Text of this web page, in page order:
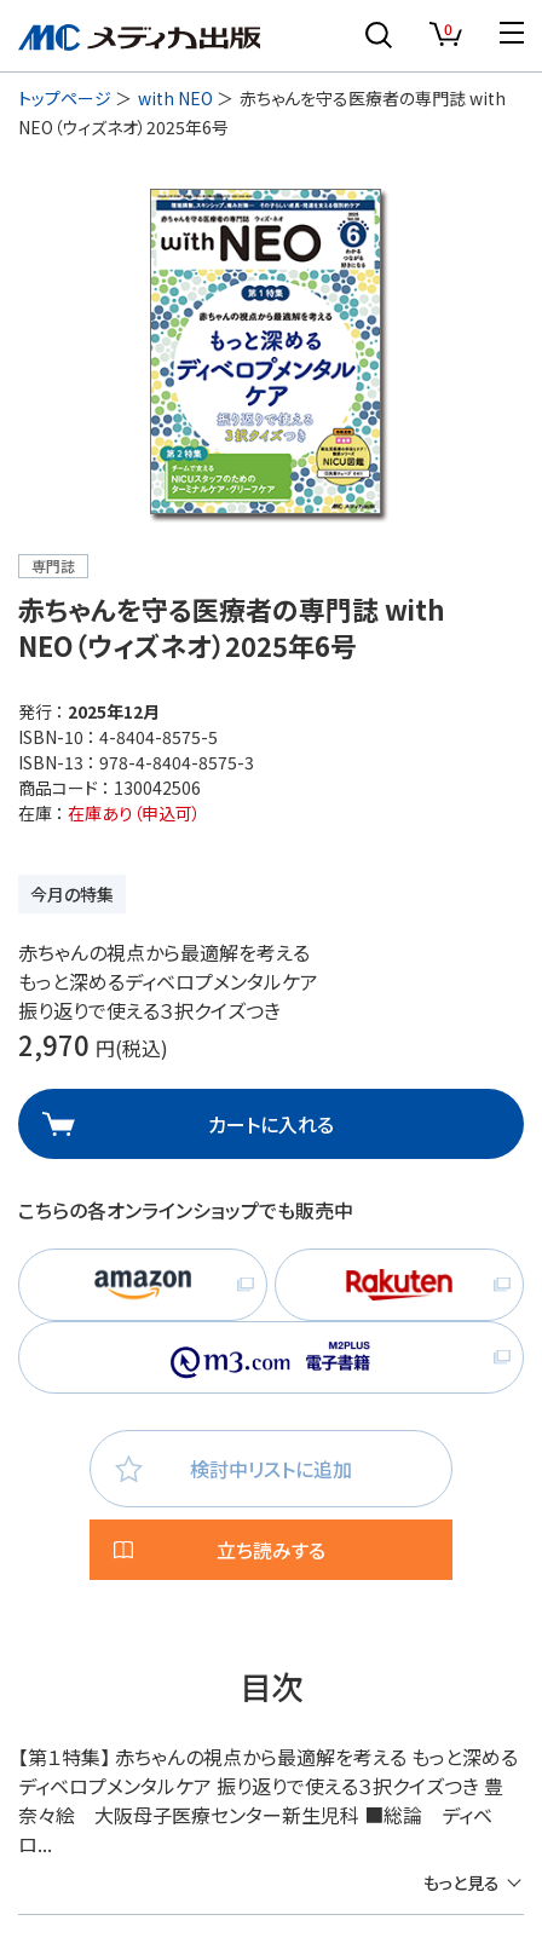
0
トップページ with NEO
赤ちゃんを守る医療者の専門誌 with
NEO（ウィズネオ）2025年6号
専門誌
赤ちゃんを守る医療者の専門誌 with
NEO（ウィズネオ）2025年6号
発行 ： 2025年12月
ISBN-10 ： 4-8404-8575-5
ISBN-13 ： 978-4-8404-8575-3
商品コード ： 130042506
在庫 ： 在庫あり（申込可）
今月の特集
赤ちゃんの視点から最適解を考える
もっと深めるディベロプメンタルケア
振り返りで使える３択クイズつき
2,970 円(税込)
カートに入れる
こちらの各オンラインショップでも販売中
検討中リストに追加
立ち読みする
目次
【第１特集】 赤ちゃんの視点から最適解を考える もっと深める
ディベロプメンタルケア 振り返りで使える３択クイズつき 豊
奈々絵 大阪母子医療センター新生児科 ■総論 ディベ
ロ...
もっと見る